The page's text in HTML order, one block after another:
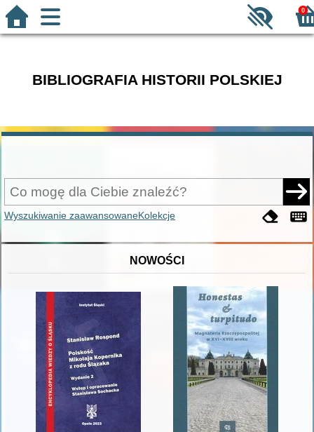
0
BIBLIOGRAFIA HISTORII POLSKIEJ
Wyszukiwanie zaawansowaneKolekcje
NOWOŚCI